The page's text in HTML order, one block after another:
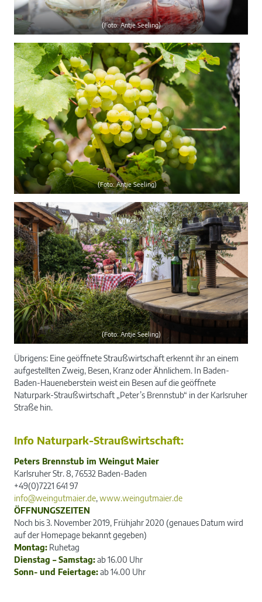
(Foto: Antje Seeling)
(Foto: Antje Seeling)
(Foto: Antje Seeling)
Übrigens: Eine geöffnete Straußwirtschaft erkennt ihr an einem
aufgestellten Zweig, Besen, Kranz oder Ähnlichem. In Baden-
Baden-Haueneberstein weist ein Besen auf die geöffnete
Naturpark-Straußwirtschaft „Peter’s Brennstub“ in der Karlsruher
Straße hin.
Info Naturpark-Straußwirtschaft:
Peters Brennstub im Weingut Maier
Karlsruher Str. 8, 76532 Baden-Baden
+49(0)7221 641 97
info@weingutmaier.de,www.weingutmaier.de
ÖFFNUNGSZEITEN
Noch bis 3. November 2019, Frühjahr 2020 (genaues Datum wird
auf der Homepage bekannt gegeben)
Montag: Ruhetag
Dienstag – Samstag:ab 16.00 Uhr
Sonn- und Feiertage:ab 14.00 Uhr